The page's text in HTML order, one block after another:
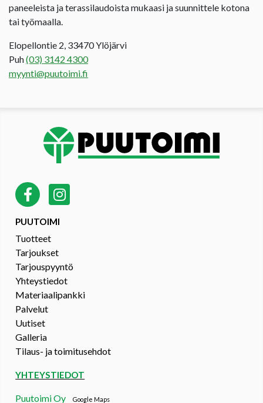
paneeleista ja terassilaudoista mukaasi ja suunnittele kotona
tai työmaalla.
Elopellontie 2, 33470 Ylöjärvi
Puh(03) 3142 4300
myynti@puutoimi.fi
PUUTOIMI
Tuotteet
Tarjoukset
Tarjouspyyntö
Yhteystiedot
Materiaalipankki
Palvelut
Uutiset
Galleria
Tilaus- ja toimitusehdot
YHTEYSTIEDOT
Puutoimi OyGoogle Maps